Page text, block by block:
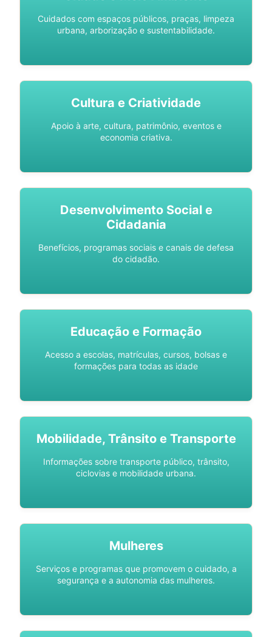
Cuidados com espaços públicos, praças, limpeza
urbana, arborização e sustentabilidade.
Cultura e Criatividade
Apoio à arte, cultura, patrimônio, eventos e
economia criativa.
Desenvolvimento Social e
Cidadania
Benefícios, programas sociais e canais de defesa
do cidadão.
Educação e Formação
Acesso a escolas, matrículas, cursos, bolsas e
formações para todas as idade
Mobilidade, Trânsito e Transporte
Informações sobre transporte público, trânsito,
ciclovias e mobilidade urbana.
Mulheres
Serviços e programas que promovem o cuidado, a
segurança e a autonomia das mulheres.